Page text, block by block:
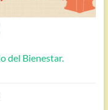
del Bienestar.